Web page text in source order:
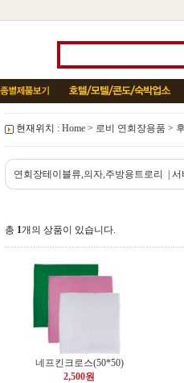
현재위치 : Home > 로비 연회장용품 >
연회장테이블류,의자,주방용트로리 서
총 1개의 상품이 있습니다.
네프킨크로스(50*50)
2,500원